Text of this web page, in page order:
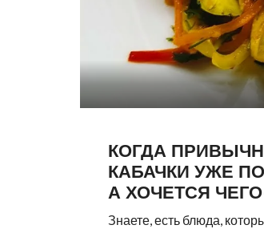
КОГДА
КАБАЧКИ УЖЕ
А ХОЧЕТСЯ
Знаете, есть блюда,